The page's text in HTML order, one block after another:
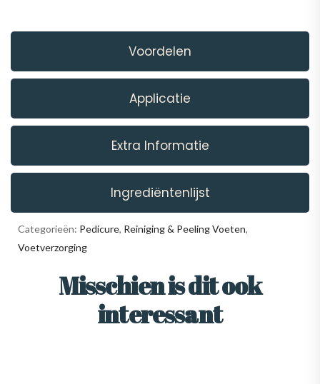
Voordelen
Applicatie
Extra Informatie
Ingrediëntenlijst
Categorieën: Pedicure, Reiniging & Peeling Voeten,
Voetverzorging
Misschien is dit ook
interessant